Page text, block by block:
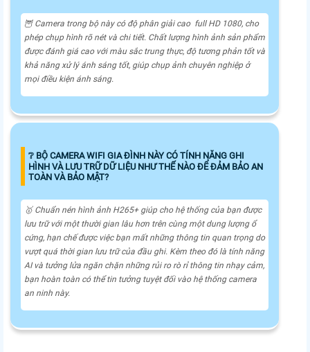
🦉 Camera trong bộ này có độ phân giải cao full HD 1080, cho
phép chụp hình rõ nét và chi tiết. Chất lượng hình ảnh sản phẩm
được đánh giá cao với màu sắc trung thực, độ tương phản tốt và
khả năng xử lý ánh sáng tốt, giúp chụp ảnh chuyên nghiệp ở
mọi điều kiện ánh sáng.
❔ BỘ CAMERA WIFI GIA ĐÌNH NÀY CÓ TÍNH NĂNG GHI
HÌNH VÀ LƯU TRỮ DỮ LIỆU NHƯ THẾ NÀO ĐỂ ĐẢM BẢO AN
TOÀN VÀ BẢO MẬT?
🥇 Chuẩn nén hình ảnh H265+ giúp cho hệ thống của bạn được
lưu trữ với một thười gian lâu hơn trên cùng một dung lượng ổ
cứng, hạn chế được việc bạn mất những thông tin quan trọng do
vượt quá thời gian lưu trữ của đầu ghi. Kèm theo đó là tính năng
AI và tưởng lửa ngăn chặn những rủi ro rò rỉ thông tin nhạy cảm,
bạn hoàn toàn có thể tin tưởng tuyệt đối vào hệ thống camera
an ninh này.